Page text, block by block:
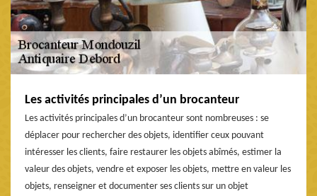
Les activités principales d’un brocanteur
Les activités principales d’un brocanteur sont nombreuses : se
déplacer pour rechercher des objets, identifier ceux pouvant
intéresser les clients, faire restaurer les objets abîmés, estimer la
valeur des objets, vendre et exposer les objets, mettre en valeur les
objets, renseigner et documenter ses clients sur un objet